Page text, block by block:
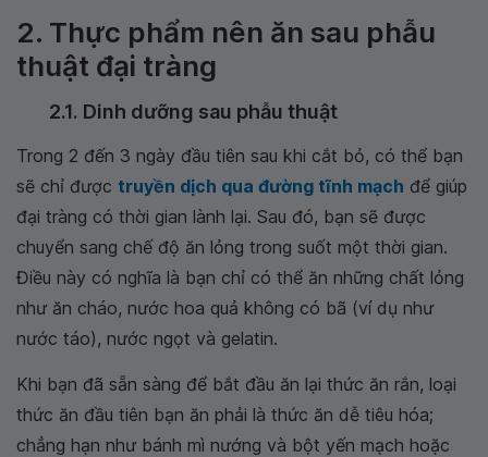
2. Thực phẩm nên ăn sau phẫu
thuật đại tràng
2.1. Dinh dưỡng sau phẫu thuật
Trong 2 đến 3 ngày đầu tiên sau khi cắt bỏ, có thể bạn
sẽ chỉ được truyền dịch qua đường tĩnh mạch để giúp
đại tràng có thời gian lành lại. Sau đó, bạn sẽ được
chuyển sang chế độ ăn lỏng trong suốt một thời gian.
Điều này có nghĩa là bạn chỉ có thể ăn những chất lỏng
như ăn cháo, nước hoa quả không có bã (ví dụ như
nước táo), nước ngọt và gelatin.
Khi bạn đã sẵn sàng để bắt đầu ăn lại thức ăn rắn, loại
thức ăn đầu tiên bạn ăn phải là thức ăn dễ tiêu hóa;
chẳng hạn như bánh mì nướng và bột yến mạch hoặc